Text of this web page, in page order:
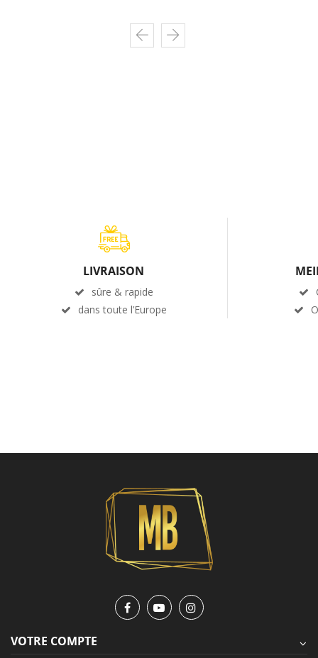
LIVRAISON
sûre & rapide
dans toute l’Europe
VOTRE COMPTE